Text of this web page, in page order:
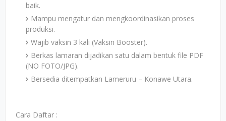
baik.
Mampu mengatur dan mengkoordinasikan proses
produksi.
Wajib vaksin 3 kali (Vaksin Booster).
Berkas lamaran dijadikan satu dalam bentuk file PDF
(NO FOTO/JPG).
Bersedia ditempatkan Lameruru – Konawe Utara.
Cara Daftar :